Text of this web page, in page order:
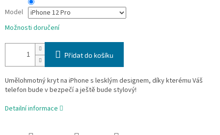
Model
Možnosti doručení
Přidat do košíku
Umělohmotný kryt na iPhone s lesklým designem, díky kterému Váš
telefon bude v bezpečí a ještě bude stylový!
Detailní informace